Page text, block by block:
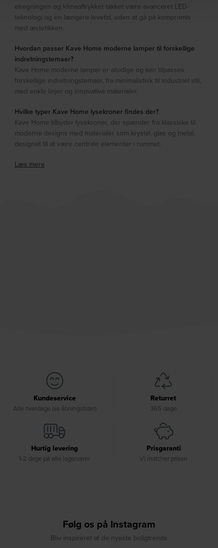
elregningen og klimaaftrykket takket være avanceret LED-
teknologi og en længere levetid, uden at gå på kompromis
med æstetikken.
Hvordan passer Kave Home moderne lamper til forskellige
indretningstemaer?
Kave Home moderne lamper er alsidige og kan tilpasses
forskellige indretningstemaer, fra minimalistisk til industriel stil,
med enkle linjer og innovative materialer.
Hvilke typer Kave Home lysekroner findes der?
Kave Home tilbyder lysekroner, der spænder fra klassiske til
moderne designs med materialer som krystal, glas og metal,
designet til at være centrale elementer i rummet.
Læs mere
Kundeservice
Alle hverdage (se åbningstider)
Returret
365 dage
Hurtig levering
1-2 dage på alle lagervarer
Prisgaranti
Vi matcher prisen
Følg os på Instagram
Bliv inspireret af de nyeste boligtrends